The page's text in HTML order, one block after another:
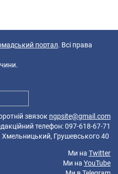
портал. Всі права
звязок ngpsite@gmail.com
телефон: 097-618-67-71
Грушевського 40
Ми на Twitter
Ми на YouTube